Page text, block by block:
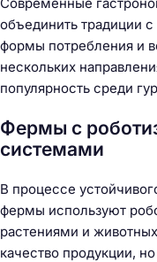
объединить традиции
формы потребления и
нескольких
популярность среди
Фермы с
системами
В процессе
фермы используют
растениями и
качество продукции,
Н
а
т
и
: